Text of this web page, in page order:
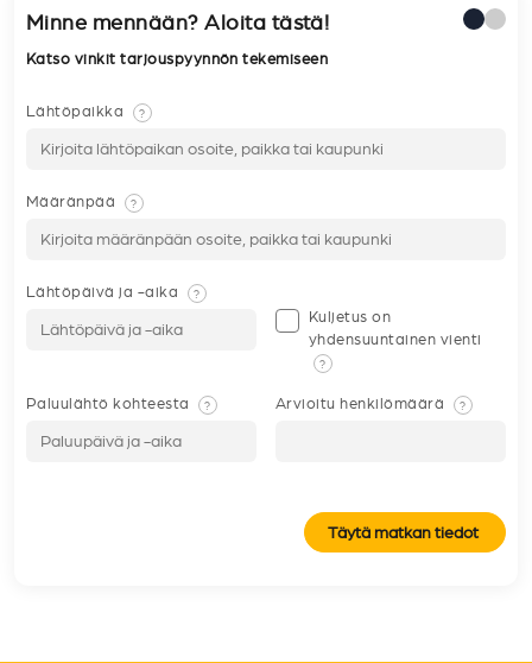
Minne mennään? Aloita tästä!
Katso vinkit tarjouspyynnön tekemiseen
Lähtöpaikka ?
Määränpää ?
Lähtöpäivä ja -aika ?
Kuljetus on
yhdensuuntainen vienti
?
Paluulähtö kohteesta ? Arvioitu henkilömäärä ?
Täytä matkan tiedot